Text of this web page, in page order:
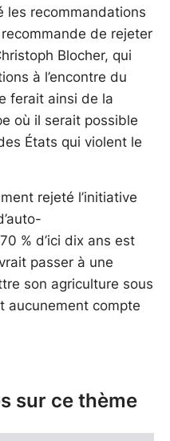
les recommandations
de rejeter
Blocher, qui
à l’encontre du
ferait ainsi de la
où il serait possible
États qui violent le
rejeté l’initiative
% d’ici dix ans est
passer à une
son agriculture sous
aucunement compte
sur ce thème